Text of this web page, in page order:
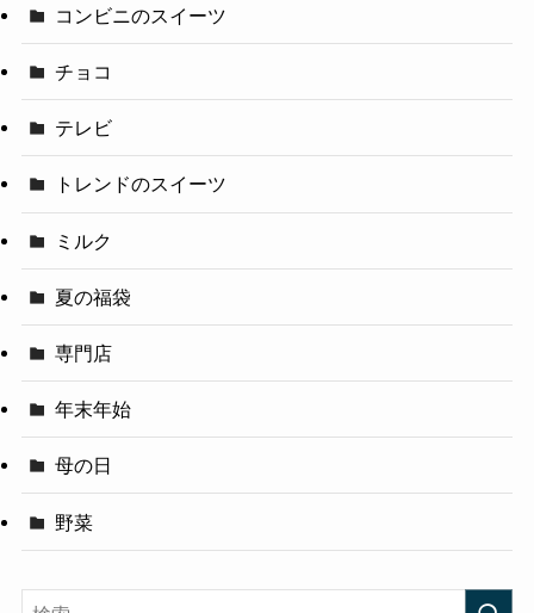
コンビニのスイーツ
チョコ
テレビ
トレンドのスイーツ
ミルク
夏の福袋
専門店
年末年始
母の日
野菜